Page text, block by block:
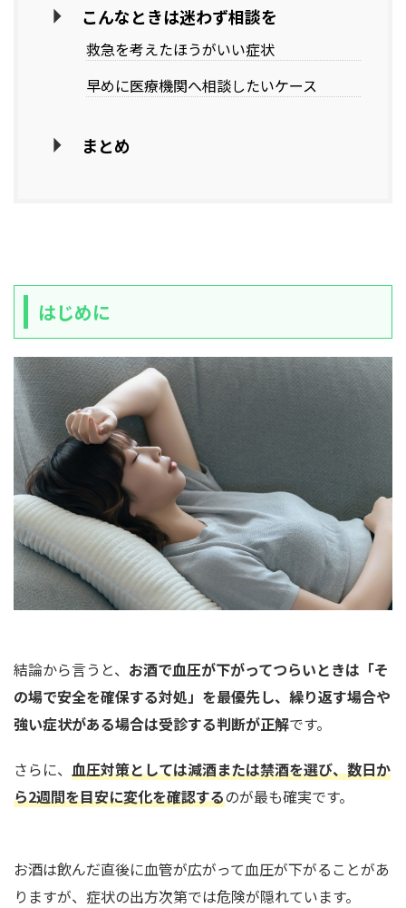
こんなときは迷わず相談を
救急を考えたほうがいい症状
早めに医療機関へ相談したいケース
まとめ
はじめに
結論から言うと、 お酒で血圧が下がってつらいときは「そ
の場で安全を確保する対処」を最優先し、繰り返す場合や
強い症状がある場合は受診する判断が正解です。
さらに、 血圧対策としては減酒または禁酒を選び、数日か
ら2週間を目安に変化を確認するのが最も確実です。
お酒は飲んだ直後に血管が広がって血圧が下がることがあ
りますが、症状の出方次第では危険が隠れています。